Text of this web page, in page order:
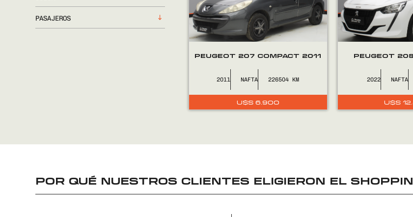
PASAJEROS
PEUGEOT 207 COMPACT 2011
2011 NAFTA 226504
U$S 6.900
PEUGEOT
2022 NAFTA
U$S
POR QUÉ NUESTROS CLIENTES ELIGIERON EL